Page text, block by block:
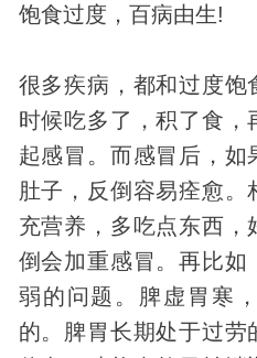
饱食过度，百病由生!
很多疾病，都和过度饱
时候吃多了，积了食，
起感冒。而感冒后，如
肚子，反倒容易痊愈
充营养，多吃点东西，
倒会加重感冒。再比如
弱的问题。脾虚胃寒
的。脾胃长期处于过劳